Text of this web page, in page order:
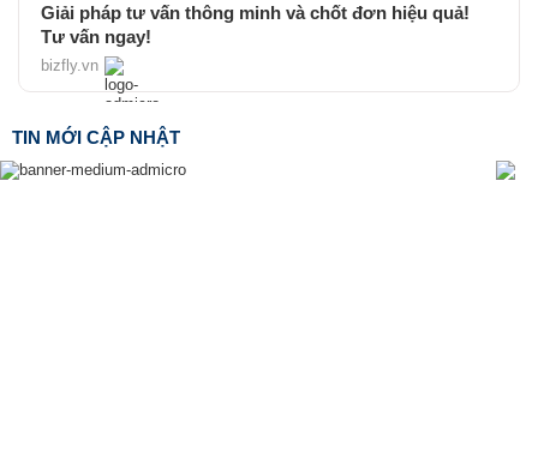
Giải pháp tư vấn thông minh và chốt đơn hiệu quả!
Tư vấn ngay!
bizfly.vn
TIN MỚI CẬP NHẬT